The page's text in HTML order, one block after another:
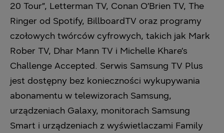
20 Tour”, Letterman TV, Conan O’Brien TV, The
Ringer od Spotify, BillboardTV oraz programy
czołowych twórców cyfrowych, takich jak Mark
Rober TV, Dhar Mann TV i Michelle Khare’s
Challenge Accepted. Serwis Samsung TV Plus
jest dostępny bez konieczności wykupywania
abonamentu w telewizorach Samsung,
urządzeniach Galaxy, monitorach Samsung
Smart i urządzeniach z wyświetlaczami Family